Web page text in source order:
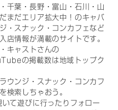
千葉・長野・富山・石川・山
まだエリア拡大中！のキャバ
・スナック・コンカフェなど
店情報が満載のサイトです。
キャストさんの
の掲載数は地域トップク
ウンジ・スナック・コンカフ
検索しちゃおう。
て遊びに行ったりフォロー